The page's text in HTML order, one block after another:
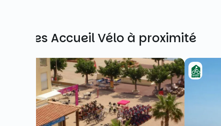
Autres Accueil Vélo à proximité